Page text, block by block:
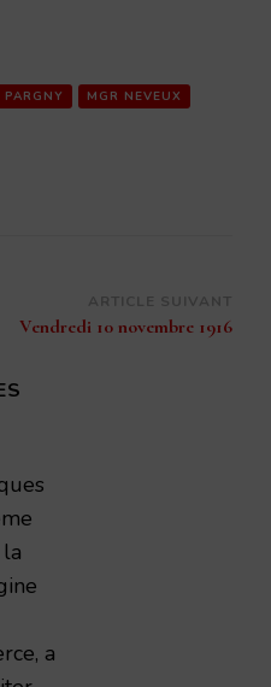
MGR NEVEUX
Vendredi 10 novembre 1916
a